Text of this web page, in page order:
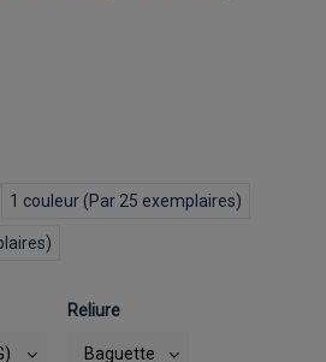
1 couleur (Par 25 exemplaires)
Reliure